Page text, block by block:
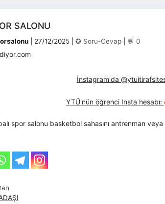
SALONU
27/12/2025 Kategoriler
✪ Soru-Cevap 💬 0
İnstagram'da
YTÜ'nün öğrenci Insta hesabı:
spor salonu basketbol sahasını antrenman